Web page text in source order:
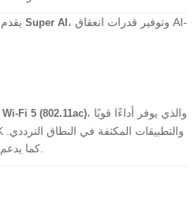
يقدم قرار Super AI ، وتوفير قدرات انعقاق AI-
Wi-Fi 5 (802.11ac)، والذي يوفر أداءًا قويًا
كما يدعم